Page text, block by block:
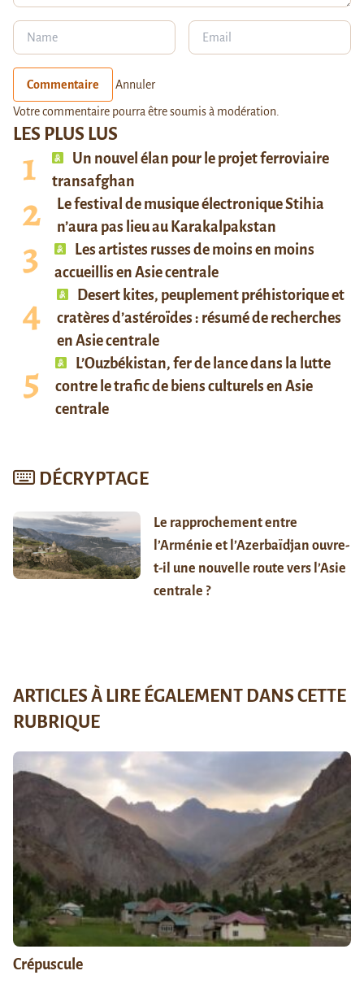
LES PLUS LUS
Un nouvel élan pour le projet ferroviaire
transafghan
Le festival de musique électronique Stihia
n’aura pas lieu au Karakalpakstan
Les artistes russes de moins en moins
accueillis en Asie centrale
Desert kites, peuplement préhistorique et
cratères d’astéroïdes : résumé de recherches
en Asie centrale
L’Ouzbékistan, fer de lance dans la lutte
contre le trafic de biens culturels en Asie
centrale
DÉCRYPTAGE
Le rapprochement entre
l’Arménie et l’Azerbaïdjan ouvre-
t-il une nouvelle route vers l’Asie
centrale ?
Commentaire Annuler
Votre commentaire pourra être soumis à modération.
ARTICLES À LIRE ÉGALEMENT DANS CETTE
RUBRIQUE
Crépuscule